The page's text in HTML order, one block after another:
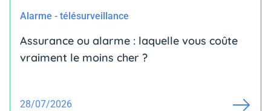
Alarme - télésurveillance
Assurance ou alarme : laquelle vous coûte
vraiment le moins cher ?
28/07/2026